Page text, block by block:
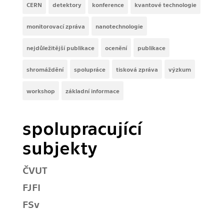
CERN detektory konference kvantové technologie
monitorovací zpráva nanotechnologie
nejdůležitější publikace ocenění publikace
shromáždění spolupráce tisková zpráva výzkum
workshop základní informace
spolupracující
subjekty
ČVUT
FJFI
FSv